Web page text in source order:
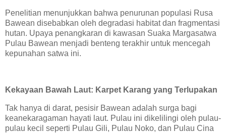
Penelitian menunjukkan bahwa penurunan populasi Rusa
Bawean disebabkan oleh degradasi habitat dan fragmentasi
hutan. Upaya penangkaran di kawasan Suaka Margasatwa
Pulau Bawean menjadi benteng terakhir untuk mencegah
kepunahan satwa ini.
Kekayaan Bawah Laut: Karpet Karang yang Terlupakan
Tak hanya di darat, pesisir Bawean adalah surga bagi
keanekaragaman hayati laut. Pulau ini dikelilingi oleh pulau-
pulau kecil seperti Pulau Gili, Pulau Noko, dan Pulau Cina